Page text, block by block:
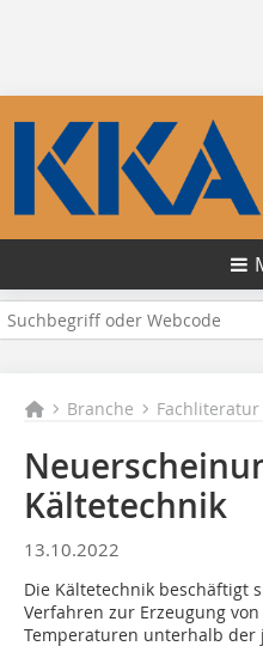
Branche Fachliteratur
Kältetechnik
13.10.2022
Die Kältetechnik beschäftigt
Verfahren zur Erzeugung
Temperaturen unterhalb der